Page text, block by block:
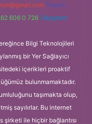
Teams:
606 0 726 Telegram:
Bilgi Teknolojileri
bir Yer Sağlayıcı
içerikleri proaktif
bulunmamaktadır.
taşımakta olup,
sayılırlar. Bu internet
şirketi ile hiçbir bağlantısı